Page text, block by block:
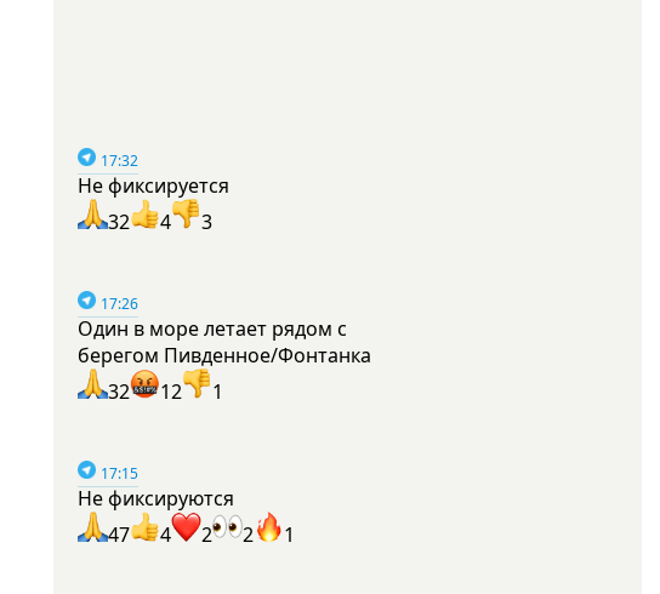
17:32
Не фиксируется
32
4 3
17:26
Один в море летает рядом с
берегом Пивденное/Фонтанка
32
12 1
17:15
Не фиксируются
47
4 2 2 1